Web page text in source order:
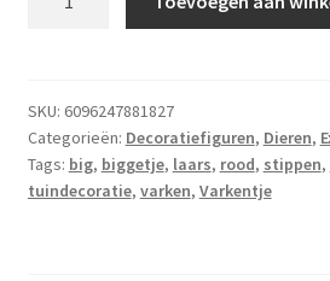
laarzen
aantal
SKU: 6096247881827
Categorieën: Decoratiefiguren, Dieren,
Tags: big, biggetje, laars, rood, stippen,
tuindecoratie, varken, Varkentje